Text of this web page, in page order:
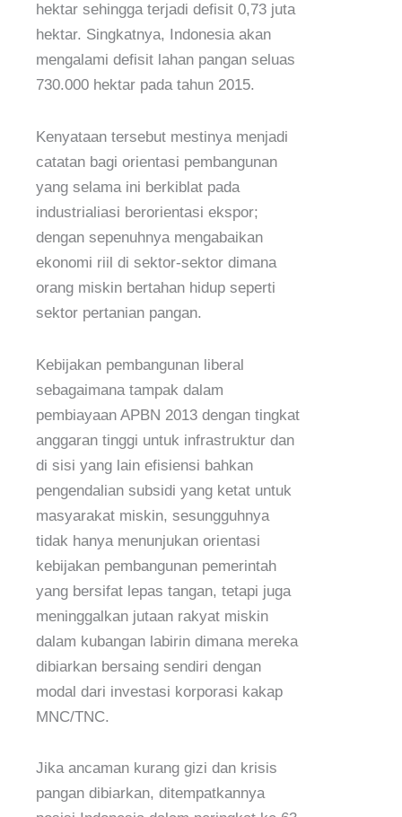
hektar sehingga terjadi defisit 0,73 juta
hektar. Singkatnya, Indonesia akan
mengalami defisit lahan pangan seluas
730.000 hektar pada tahun 2015.
Kenyataan tersebut mestinya menjadi
catatan bagi orientasi pembangunan
yang selama ini berkiblat pada
industrialiasi berorientasi ekspor;
dengan sepenuhnya mengabaikan
ekonomi riil di sektor-sektor dimana
orang miskin bertahan hidup seperti
sektor pertanian pangan.
Kebijakan pembangunan liberal
sebagaimana tampak dalam
pembiayaan APBN 2013 dengan tingkat
anggaran tinggi untuk infrastruktur dan
di sisi yang lain efisiensi bahkan
pengendalian subsidi yang ketat untuk
masyarakat miskin, sesungguhnya
tidak hanya menunjukan orientasi
kebijakan pembangunan pemerintah
yang bersifat lepas tangan, tetapi juga
meninggalkan jutaan rakyat miskin
dalam kubangan labirin dimana mereka
dibiarkan bersaing sendiri dengan
modal dari investasi korporasi kakap
MNC/TNC.
Jika ancaman kurang gizi dan krisis
pangan dibiarkan, ditempatkannya